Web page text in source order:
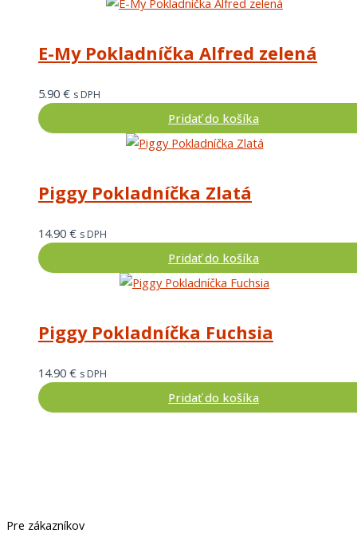
E-My Pokladníčka Alfred zelená
5.90 € s DPH
Pridať do košíka
Piggy Pokladníčka Zlatá
14.90 € s DPH
Pridať do košíka
Piggy Pokladníčka Fuchsia
14.90 € s DPH
Pridať do košíka
Pre zákazníkov